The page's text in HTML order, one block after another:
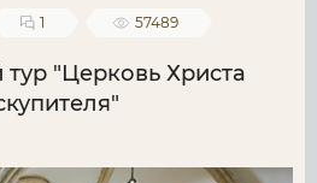
1 57489
"Церковь Христа